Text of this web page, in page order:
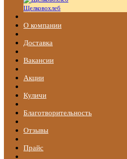
Щелковохлеб
О компании
Доставка
Вакансии
Акции
Куличи
Благотворительность
Отзывы
Прайс